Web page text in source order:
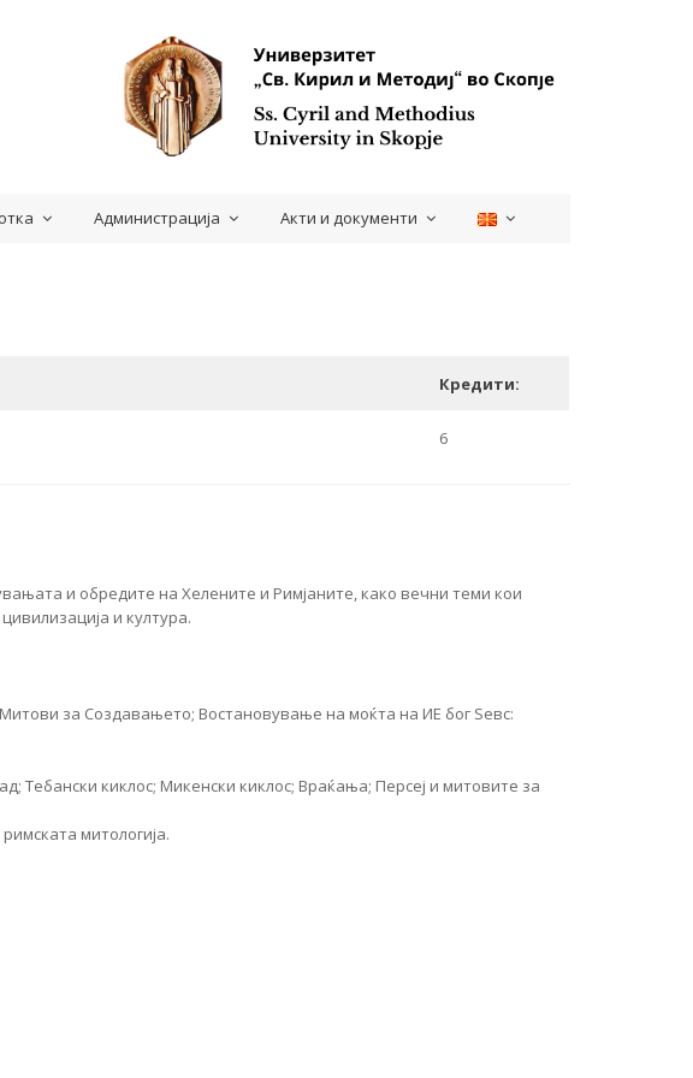
Администрација Акти и документи
Кредити:
6
и обредите на Хелените и Римјаните, како вечни теми кои
и култура.
за Создавањето; Востановување на моќта на ИЕ бог Ѕевс:
Тебански киклос; Микенски киклос; Враќања; Персеј и митовите за
митологија.